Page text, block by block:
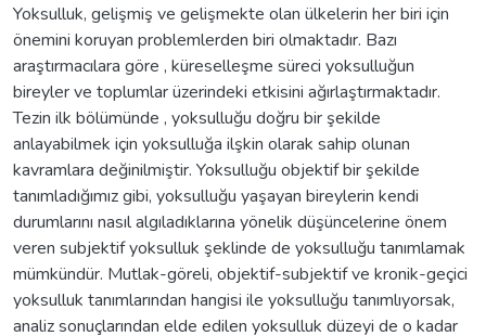
Yoksulluk, gelişmiş ve gelişmekte olan ülkelerin her biri için
önemini koruyan problemlerden biri olmaktadır. Bazı
araştırmacılara göre , küreselleşme süreci yoksulluğun
bireyler ve toplumlar üzerindeki etkisini ağırlaştırmaktadır.
Tezin ilk bölümünde , yoksulluğu doğru bir şekilde
anlayabilmek için yoksulluğa ilşkin olarak sahip olunan
kavramlara değinilmiştir. Yoksulluğu objektif bir şekilde
tanımladığımız gibi, yoksulluğu yaşayan bireylerin kendi
durumlarını nasıl algıladıklarına yönelik düşüncelerine önem
veren subjektif yoksulluk şeklinde de yoksulluğu tanımlamak
mümkündür. Mutlak-göreli, objektif-subjektif ve kronik-geçici
yoksulluk tanımlarından hangisi ile yoksulluğu tanımlıyorsak,
analiz sonuçlarından elde edilen yoksulluk düzeyi de o kadar